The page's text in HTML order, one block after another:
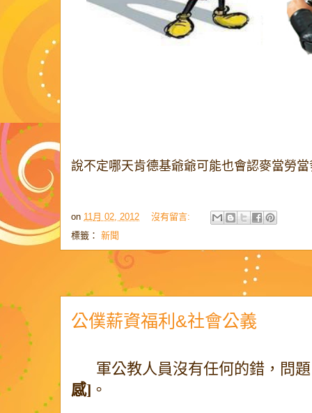
說不定哪天肯德基爺爺可能也會認麥當勞當
on 11月 02, 2012
沒有留言:
標籤： 新聞
公僕薪資福利&社會公義
軍公教人員沒有任何的錯，問
感] 。